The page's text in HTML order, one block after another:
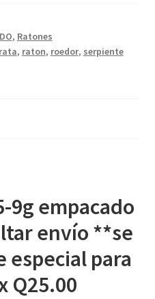
, Ratones
rata, raton, roedor, serpiente
9g empacado
envío **se
especial para
Q25.00